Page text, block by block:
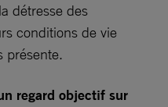
détresse des
conditions de vie
présente.
regard objectif sur